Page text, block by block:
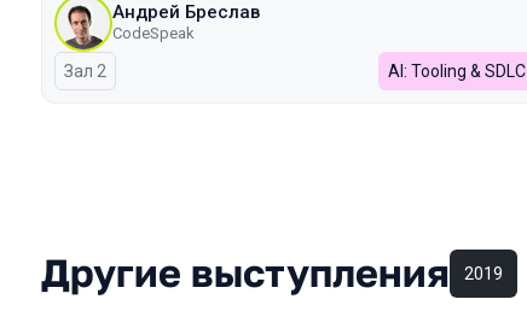
Андрей Бреслав
CodeSpeak
Зал 2 AI: Tooling & SDLC
Другие выступления 2019